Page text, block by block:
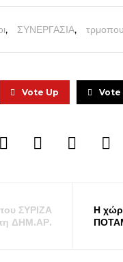
, ΣΥΝΕΡΓΑΣΙΑ,
Vote Up Vote
ΣΥΡΙΖΑ
τη ΔΗΜ.ΑΡ.
Η